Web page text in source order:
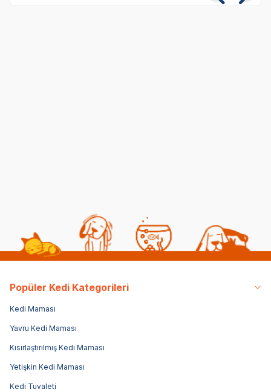
Popüler Kedi Kategorileri
Kedi Maması
Yavru Kedi Maması
Kısırlaştırılmış Kedi Maması
Yetişkin Kedi Maması
Kedi Tuvaleti